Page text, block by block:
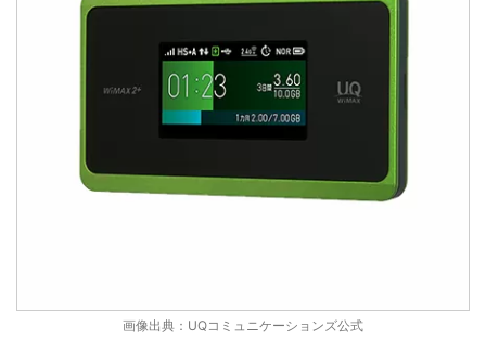
画像出典：UQコミュニケーションズ公式